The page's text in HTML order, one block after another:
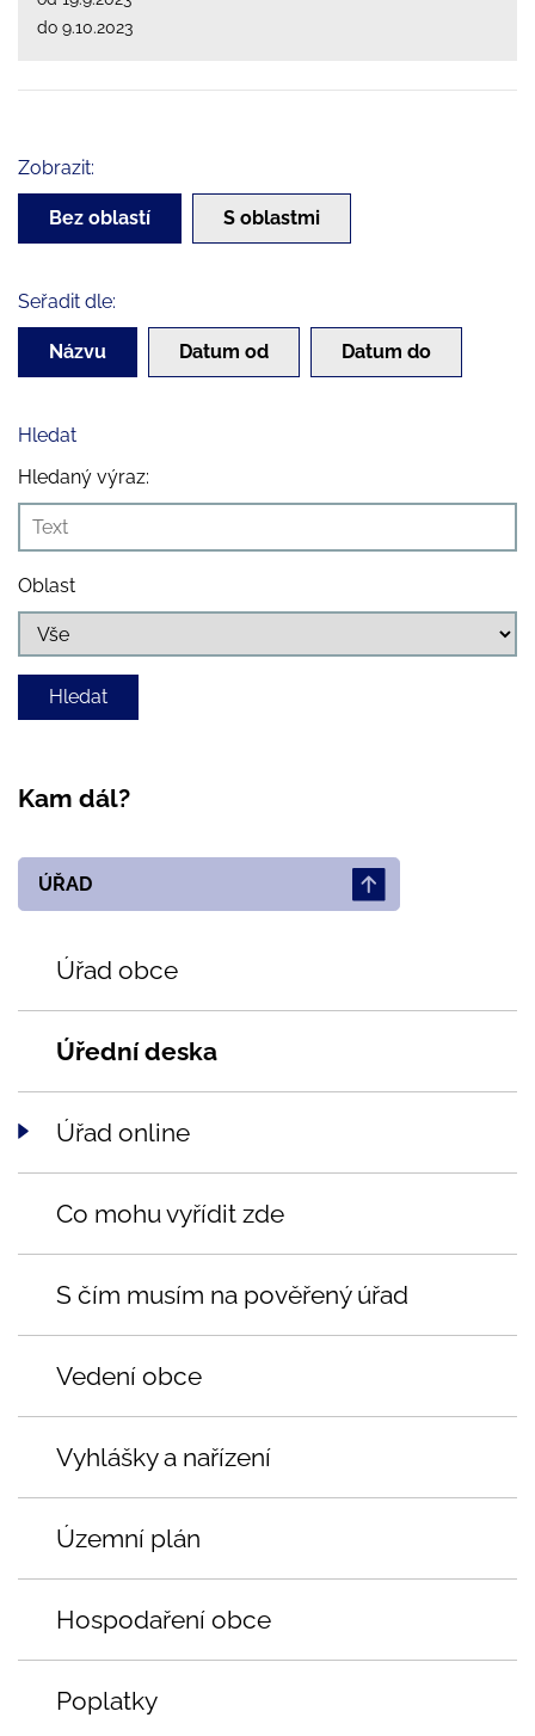
do 9.10.2023
Zobrazit:
Bez oblastí S oblastmi
Seřadit dle:
Názvu Datum od Datum do
Hledat
Hledaný výraz:
Oblast
Kam dál?
ÚŘAD
Úřad obce
Úřední deska
Úřad online
Co mohu vyřídit zde
S čím musím na pověřený úřad
Vedení obce
Vyhlášky a nařízení
Územní plán
Hospodaření obce
Poplatky